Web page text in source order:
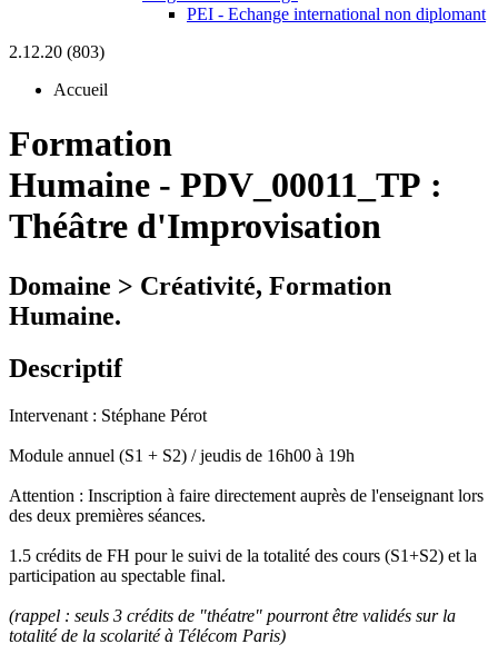
PEI - Echange international non diplomant
2.12.20 (803)
Accueil
Formation
Humaine - PDV_00011_TP :
Théâtre d'Improvisation
Domaine > Créativité, Formation
Humaine.
Descriptif
Intervenant : Stéphane Pérot
Module annuel (S1 + S2) / jeudis de 16h00 à 19h
Attention : Inscription à faire directement auprès de l'enseignant lors
des deux premières séances.
1.5 crédits de FH pour le suivi de la totalité des cours (S1+S2) et la
participation au spectable final.
(rappel : seuls 3 crédits de "théatre" pourront être validés sur la
totalité de la scolarité à Télécom Paris)